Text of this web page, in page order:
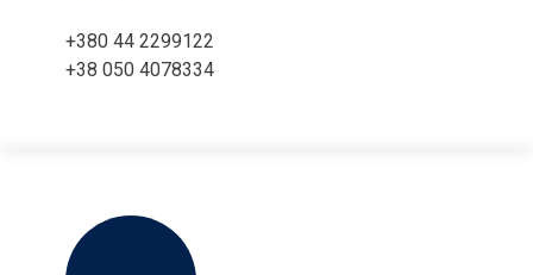
+380 44 2299122
+38 050 4078334